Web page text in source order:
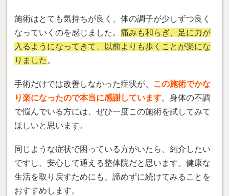
施術はとても気持ちが良く、体の調子が少しずつ良く
なっていくのを感じました。 痛みも和らぎ、足に力が
入るようになってきて、以前よりも歩くことが楽にな
りました 。
手術だけでは改善しなかった症状が、 この施術でかな
り楽になったので本当に感謝しています。身体の不調
で悩んでいる方には、ぜひ一度この施術を試してみて
ほしいと思います。
同じような症状で困っている方がいたら、紹介したい
ですし、安心して通える整体院だと思います。健康な
生活を取り戻すためにも、諦めずに続けてみることを
おすすめします。